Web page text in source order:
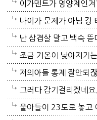
부어있는듯
이가덴트가 영양제인겨
나이가 문제가 아님 걍
하든가임
난 삼겹살 말고 백숙 뜯
조금 기온이 낮아지기
고 동해쪽은 비가왔더
테픙이 지나가면서 동
서울도 조금 기온이 낮
저의아들 통제 잘안되
려놓고 그러고 있는데
합니다 솔직히 전 자식
그러다 감기걸리겠네
요. 여름철 실내 적정
울아들이 23도로 놓고